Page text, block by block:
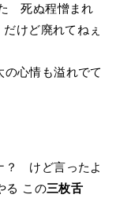
死ぬ程憎まれ
けど廃れてねぇ
心情も溢れでて
？ けど言ったよ
る この三枚舌